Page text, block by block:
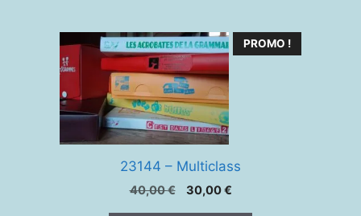
PROMO !
23144 – Multiclass
40,00€
Le
30,00€Le